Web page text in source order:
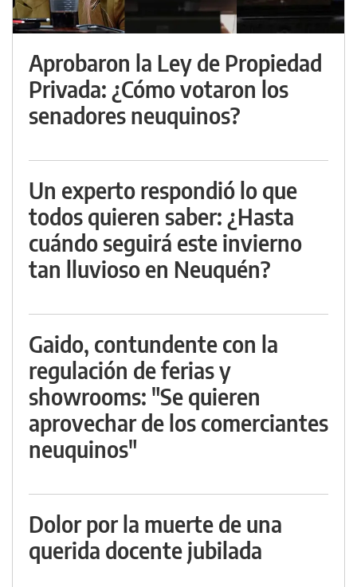
Aprobaron la Ley de Propiedad
Privada: ¿Cómo votaron los
senadores neuquinos?
Un experto respondió lo que
todos quieren saber: ¿Hasta
cuándo seguirá este invierno
tan lluvioso en Neuquén?
Gaido, contundente con la
regulación de ferias y
showrooms: "Se quieren
aprovechar de los comerciantes
neuquinos"
Dolor por la muerte de una
querida docente jubilada